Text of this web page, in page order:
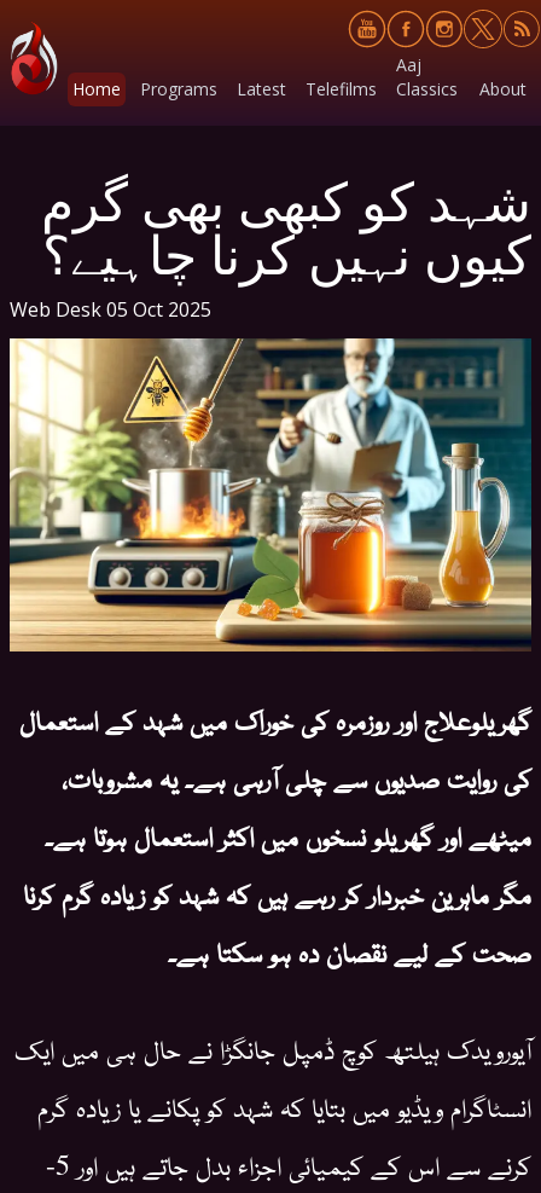
Home Programs Latest Telefilms
Aaj
Classics
About
شہد کو کبھی بھی گرم
کیوں نہیں کرنا چاہیے؟
Web Desk05 Oct 2025
گھریلوعلاج اور روزمرہ کی خوراک میں شہد کے استعمال
کی روایت صدیوں سے چلی آرہی ہے۔ یہ مشروبات،
میٹھے اور گھریلو نسخوں میں اکثر استعمال ہوتا ہے۔
مگر ماہرین خبردار کر رہے ہیں کہ شہد کو زیادہ گرم کرنا
صحت کے لیے نقصان دہ ہو سکتا ہے۔
آیورویدک ہیلتھ کوچ ڈمپل جانگڑا نے حال ہی میں ایک
انسٹاگرام ویڈیو میں بتایا کہ شہد کو پکانے یا زیادہ گرم
کرنے سے اس کے کیمیائی اجزاء بدل جاتے ہیں اور 5-